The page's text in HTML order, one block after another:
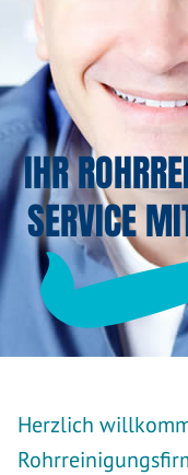
IHR
SERVICE
Herzlich